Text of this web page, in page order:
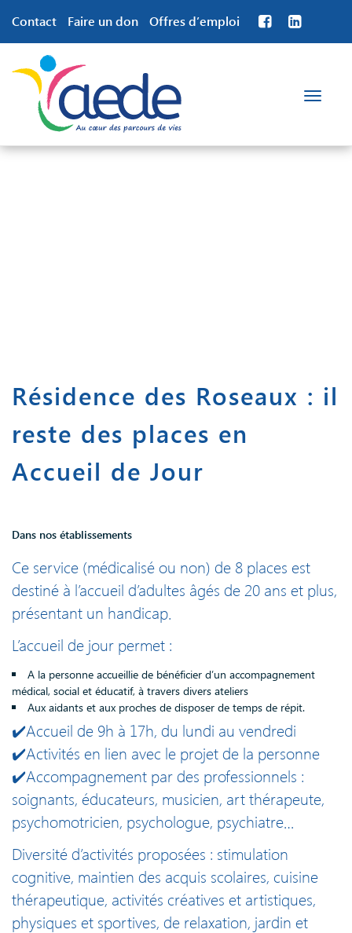
Contact Faire un don Offres d’emploi
Toggle
Résidence des Roseaux : il
reste des places en
Accueil de Jour
Dans nos établissements
Ce service (médicalisé ou non) de 8 places est
destiné à l’accueil d’adultes âgés de 20 ans et plus,
présentant un handicap.
L’accueil de jour permet :
A la personne accueillie de bénéficier d’un accompagnement
médical, social et éducatif, à travers divers ateliers
Aux aidants et aux proches de disposer de temps de répit.
✔️Accueil de 9h à 17h, du lundi au vendredi
✔️Activités en lien avec le projet de la personne
✔️Accompagnement par des professionnels :
soignants, éducateurs, musicien, art thérapeute,
psychomotricien, psychologue, psychiatre…
Diversité d’activités proposées : stimulation
cognitive, maintien des acquis scolaires, cuisine
thérapeutique, activités créatives et artistiques,
physiques et sportives, de relaxation, jardin et